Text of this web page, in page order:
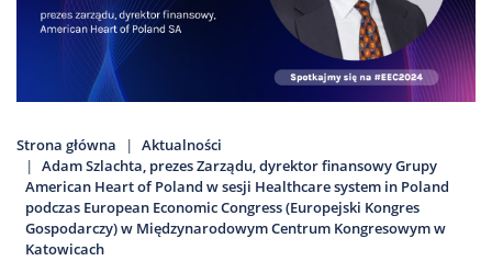
302
Strona główna
Aktualności
Adam Szlachta, prezes Zarządu, dyrektor finansowy Grupy
American Heart of Poland w sesji Healthcare system in Poland
podczas European Economic Congress (Europejski Kongres
Gospodarczy) w Międzynarodowym Centrum Kongresowym w
Katowicach